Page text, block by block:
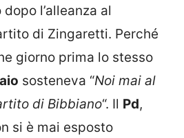
l’alleanza al
di Zingaretti. Perché
giorno prima lo stesso
sosteneva “Noi mai al
di Bibbiano“. Il Pd,
si è mai esposto